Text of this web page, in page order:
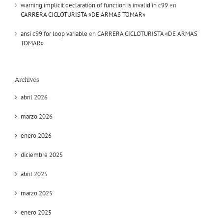
warning implicit declaration of function is invalid in c99en
CARRERA CICLOTURISTA «DE ARMAS TOMAR»
ansi c99 for loop variable enCARRERA CICLOTURISTA «DE ARMAS
TOMAR»
Archivos
abril 2026
marzo 2026
enero 2026
diciembre 2025
abril 2025
marzo 2025
enero 2025